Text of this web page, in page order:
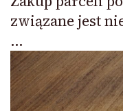
związane jest
…